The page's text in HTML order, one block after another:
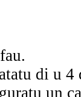
di u
un